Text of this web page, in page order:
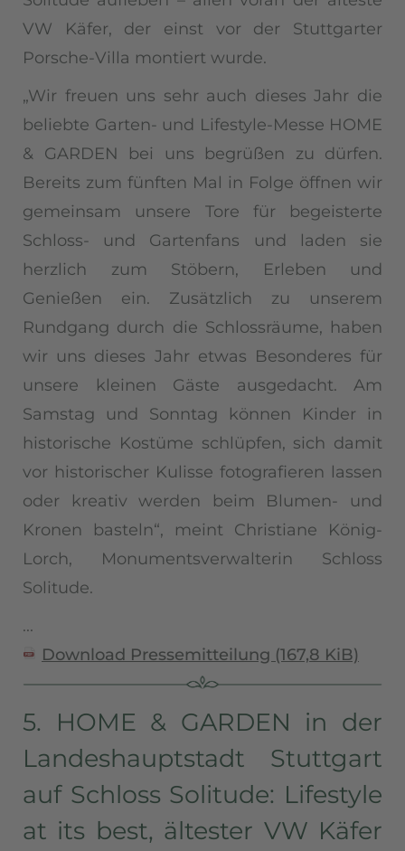
VW Käfer, der einst vor der Stuttgarter
Porsche-Villa montiert wurde.
„Wir freuen uns sehr auch dieses Jahr die
beliebte Garten- und Lifestyle-Messe HOME
& GARDEN bei uns begrüßen zu dürfen.
Bereits zum fünften Mal in Folge öffnen wir
gemeinsam unsere Tore für begeisterte
Schloss- und Gartenfans und laden sie
herzlich zum Stöbern, Erleben und
Genießen ein. Zusätzlich zu unserem
Rundgang durch die Schlossräume, haben
wir uns dieses Jahr etwas Besonderes für
unsere kleinen Gäste ausgedacht. Am
Samstag und Sonntag können Kinder in
historische Kostüme schlüpfen, sich damit
vor historischer Kulisse fotografieren lassen
oder kreativ werden beim Blumen- und
Kronen basteln“, meint Christiane König-
Lorch, Monumentsverwalterin Schloss
Solitude.
...
Download Pressemitteilung (167,8 KiB)
5. HOME & GARDEN in der
Landeshauptstadt Stuttgart
auf Schloss Solitude: Lifestyle
at its best, ältester VW Käfer